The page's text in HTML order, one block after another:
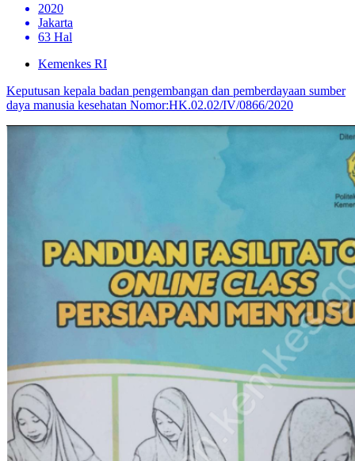
2020
Jakarta
63 Hal
Kemenkes RI
Keputusan kepala badan pengembangan dan pemberdayaan sumber
daya manusia kesehatan Nomor:HK.02.02/IV/0866/2020